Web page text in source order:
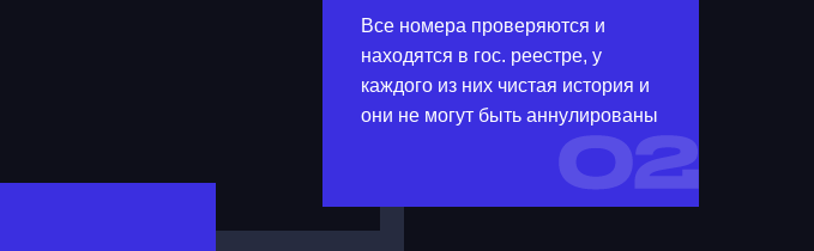
Все номера проверяются и
находятся в гос. реестре, у
каждого из них чистая история и
они не могут быть аннулированы